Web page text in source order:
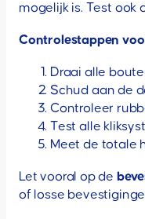
mogelijk is. Test ook
Controlestappen
Draai alle
Schud aan de
Controleer
Test alle
Meet de totale
Let vooral op de
of losse